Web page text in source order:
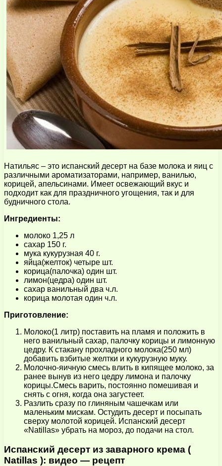
Натильяс – это испанский десерт на базе молока и яиц с
различными ароматизаторами, например, ванилью,
корицей, апельсинами. Имеет освежающий вкус и
подходит как для праздничного угощения, так и для
будничного стола.
Ингредиенты:
молоко 1,25 л
сахар 150 г.
мука кукурузная 40 г.
яйца(желток) четыре шт.
корица(палочка) один шт.
лимон(цедра) один шт.
сахар ванильный два ч.л.
корица молотая один ч.л.
Приготовление:
Молоко(1 литр) поставить на пламя и положить в
него ванильный сахар, палочку корицы и лимонную
цедру. К стакану прохладного молока(250 мл)
добавить взбитые желтки и кукурузную муку.
Молочно-яичную смесь влить в кипящее молоко, за
ранее вынув из него цедру лимона и палочку
корицы.Смесь варить, постоянно помешивая и
снять с огня, когда она загустеет.
Разлить сразу по глиняным чашечкам или
маленьким мискам. Остудить десерт и посыпать
сверху молотой корицей. Испанский десерт
«Natillas» убрать на мороз, до подачи на стол.
Испанский десерт из заварного крема (
Natillas ): видео — рецепт